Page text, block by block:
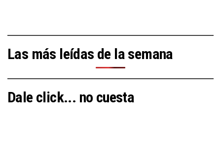
Las más leídas de la semana
Dale click... no cuesta